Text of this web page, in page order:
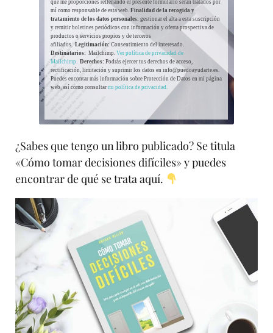
que me proporciones rellenando el presente formulario serán tratados por
mí como responsable de esta web. Finalidad de la recogida y
tratamiento de los datos personales: gestionar el alta a esta suscripción
y remitir boletines periódicos con información y oferta prospectiva de
productos o servicios propios y de terceros
afiliados.Legitimación:Consentimiento del interesado.
Destinatarios: Mailchimp. Ver política de privacidad de
Mailchimp. Derechos: Podrás ejercer tus derechos de acceso,
rectificación, limitación y suprimir los datos en info@puedoayudarte.es.
Puedes encontar más información sobre Protección de Datos en mi página
web, así como consultar mi política de privacidad.
¿Sabes que tengo un libro publicado? Se titula
«Cómo tomar decisiones difíciles» y puedes
encontrar de qué se trata aquí.